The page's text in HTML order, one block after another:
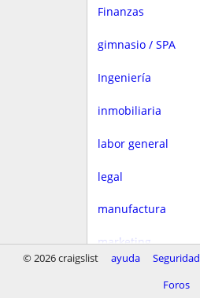
Finanzas
gimnasio / SPA
Ingeniería
inmobiliaria
labor general
legal
manufactura
marketing
© 2026 craigslist ayuda Seguridad
Foros